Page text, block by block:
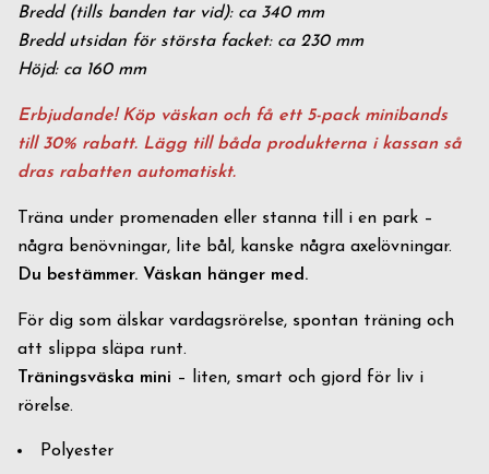
Bredd (tills banden tar vid): ca 340 mm
Bredd utsidan för största facket: ca 230 mm
Höjd: ca 160 mm
Erbjudande! Köp väskan och få ett 5-pack minibands
till 30% rabatt. Lägg till båda produkterna i kassan så
dras rabatten automatiskt.
Träna under promenaden eller stanna till i en park –
några benövningar, lite bål, kanske några axelövningar.
Du bestämmer. Väskan hänger med.
För dig som älskar vardagsrörelse, spontan träning och
att slippa släpa runt.
Träningsväska mini – liten, smart och gjord för liv i
rörelse.
Polyester